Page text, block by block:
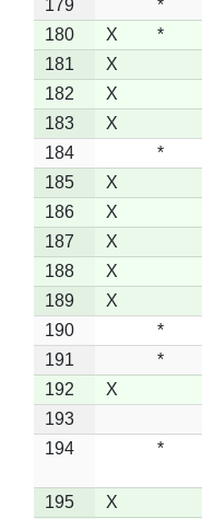
179
*
180
X *
181
X
182
X
183
X
184
*
185
X
186
X
187
X
188
X
189
X
190
*
191
*
192
X
193
194
*
195
X